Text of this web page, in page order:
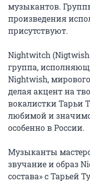
музыкантов.
произведения
присутствуют.
Nightwitch
группа,
Nightwish,
делая акцент на
вокалистки Тарьи
любимой и
особенно в России.
Музыканты
звучание и образ
состава» с Тарьей